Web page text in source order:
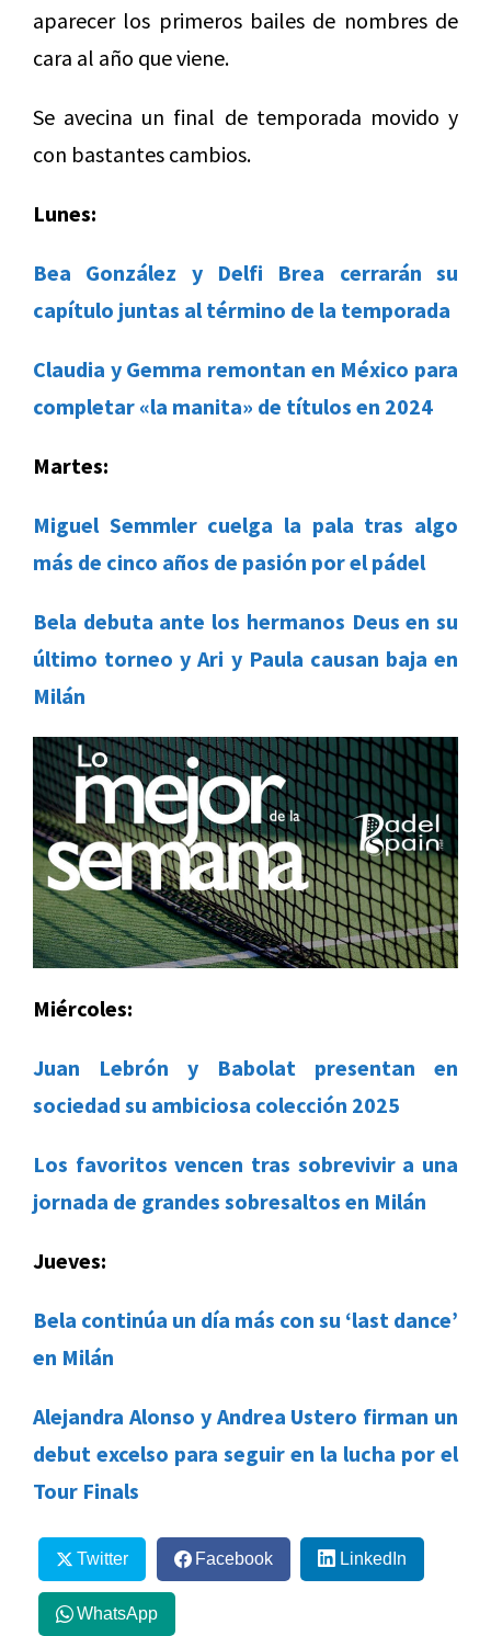
aparecer los primeros bailes de nombres de
cara al año que viene.
Se avecina un final de temporada movido y
con bastantes cambios.
Lunes:
Bea González y Delfi Brea cerrarán su
capítulo juntas al término de la temporada
Claudia y Gemma remontan en México para
completar «la manita» de títulos en 2024
Martes:
Miguel Semmler cuelga la pala tras algo
más de cinco años de pasión por el pádel
Bela debuta ante los hermanos Deus en su
último torneo y Ari y Paula causan baja en
Milán
Miércoles:
Juan Lebrón y Babolat presentan en
sociedad su ambiciosa colección 2025
Los favoritos vencen tras sobrevivir a una
jornada de grandes sobresaltos en Milán
Jueves:
Bela continúa un día más con su ‘last dance’
en Milán
Alejandra Alonso y Andrea Ustero firman un
debut excelso para seguir en la lucha por el
Tour Finals
Twitter Facebook LinkedIn
WhatsApp